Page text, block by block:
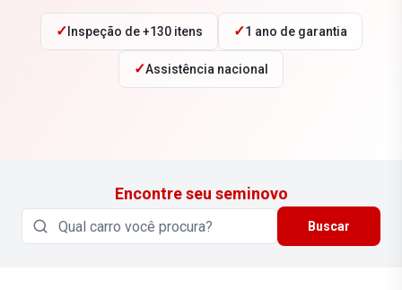
✓ Inspeção de +130 itens ✓1 ano de garantia
✓Assistência nacional
Encontre seu seminovo
Buscar